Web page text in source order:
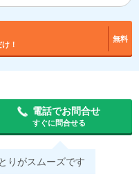
！
無料
電話でお問合せ
すぐに問合せる
りがスムーズです